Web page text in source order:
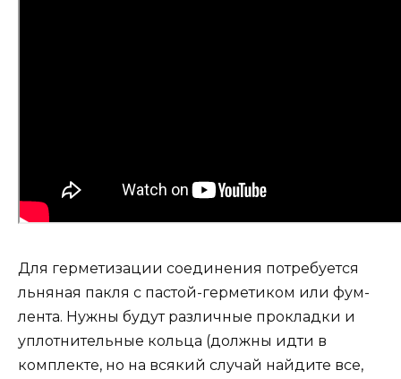
Для герметизации соединения потребуется
льняная пакля с пастой-герметиком или фум-
лента. Нужны будут различные прокладки и
уплотнительные кольца (должны идти в
комплекте, но на всякий случай найдите все,